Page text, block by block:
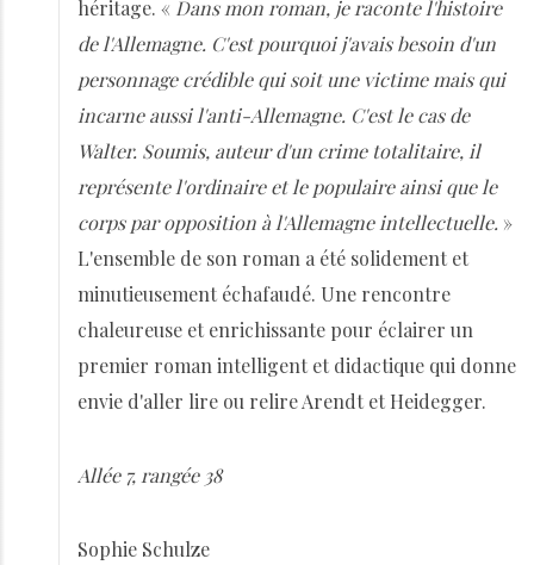
héritage. « Dans mon roman, je raconte l'histoire
de l'Allemagne. C'est pourquoi j'avais besoin d'un
personnage crédible qui soit une victime mais qui
incarne aussi l'anti-Allemagne. C'est le cas de
Walter. Soumis, auteur d'un crime totalitaire, il
représente l'ordinaire et le populaire ainsi que le
corps par opposition à l'Allemagne intellectuelle. »
L'ensemble de son roman a été solidement et
minutieusement échafaudé. Une rencontre
chaleureuse et enrichissante pour éclairer un
premier roman intelligent et didactique qui donne
envie d'aller lire ou relire Arendt et Heidegger.
Allée 7, rangée 38
Sophie Schulze